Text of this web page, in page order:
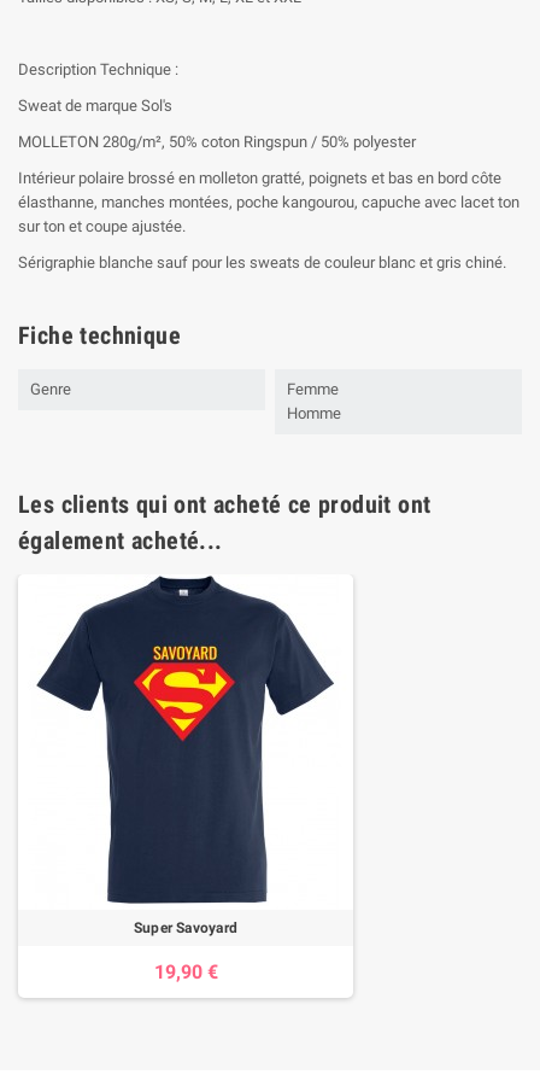
Description Technique :
Sweat de marque Sol's
MOLLETON 280g/m², 50% coton Ringspun / 50% polyester
Intérieur polaire brossé en molleton gratté, poignets et bas en bord côte
élasthanne, manches montées, poche kangourou, capuche avec lacet ton
sur ton et coupe ajustée.
Sérigraphie blanche sauf pour les sweats de couleur blanc et gris chiné.
Fiche technique
Genre
Femme
Homme
Les clients qui ont acheté ce produit ont
également acheté...
Super Savoyard
19,90 €